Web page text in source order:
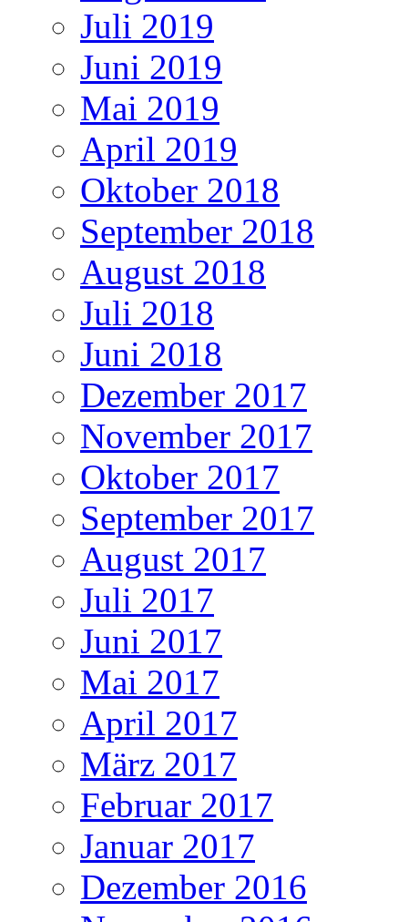
Juli 2019
Juni 2019
Mai 2019
April 2019
Oktober 2018
September 2018
August 2018
Juli 2018
Juni 2018
Dezember 2017
November 2017
Oktober 2017
September 2017
August 2017
Juli 2017
Juni 2017
Mai 2017
April 2017
März 2017
Februar 2017
Januar 2017
Dezember 2016